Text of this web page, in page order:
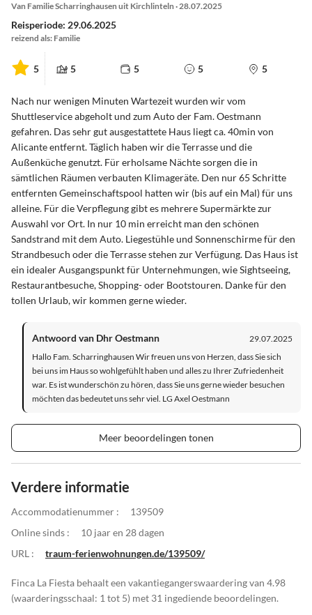
Van Familie Scharringhausen uit Kirchlinteln · 28.07.2025
Reisperiode: 29.06.2025
reizend als: Familie
5 5 5 5 5
Nach nur wenigen Minuten Wartezeit wurden wir vom
Shuttleservice abgeholt und zum Auto der Fam. Oestmann
gefahren. Das sehr gut ausgestattete Haus liegt ca. 40min von
Alicante entfernt. Täglich haben wir die Terrasse und die
Außenküche genutzt. Für erholsame Nächte sorgen die in
sämtlichen Räumen verbauten Klimageräte. Den nur 65 Schritte
entfernten Gemeinschaftspool hatten wir (bis auf ein Mal) für uns
alleine. Für die Verpflegung gibt es mehrere Supermärkte zur
Auswahl vor Ort. In nur 10 min erreicht man den schönen
Sandstrand mit dem Auto. Liegestühle und Sonnenschirme für den
Strandbesuch oder die Terrasse stehen zur Verfügung. Das Haus ist
ein idealer Ausgangspunkt für Unternehmungen, wie Sightseeing,
Restaurantbesuche, Shopping- oder Bootstouren. Danke für den
tollen Urlaub, wir kommen gerne wieder.
Antwoord van Dhr Oestmann
29.07.2025
Hallo Fam. Scharringhausen Wir freuen uns von Herzen, dass Sie sich
bei uns im Haus so wohlgefühlt haben und alles zu Ihrer Zufriedenheit
war. Es ist wunderschön zu hören, dass Sie uns gerne wieder besuchen
möchten das bedeutet uns sehr viel. LG Axel Oestmann
Meer beoordelingen tonen
Verdere informatie
Accommodatienummer :
139509
Online sinds :
10 jaar en 28 dagen
URL :
traum-ferienwohnungen.de/139509/
Finca La Fiesta behaalt een vakantiegangerswaardering van 4.98
(waarderingsschaal: 1 tot 5) met 31 ingediende beoordelingen.